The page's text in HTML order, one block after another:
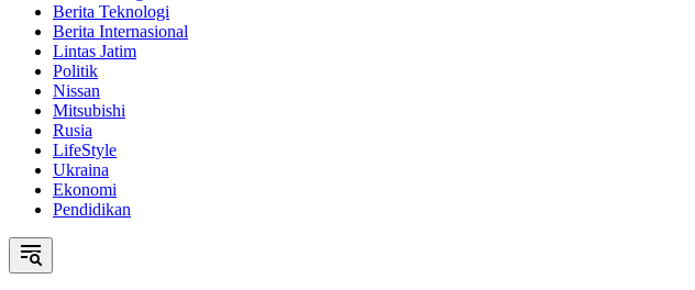
Berita Teknologi
Berita Internasional
Lintas Jatim
Politik
Nissan
Mitsubishi
Rusia
LifeStyle
Ukraina
Ekonomi
Pendidikan